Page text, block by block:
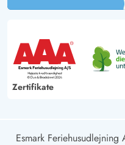
Zertifikate
Esmark